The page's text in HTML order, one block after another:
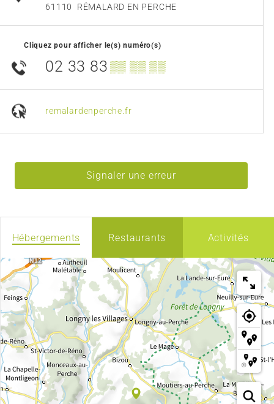
61110
RÉMALARD EN PERCHE
Cliquez pour afficher le(s) numéro(s)
02 33 83 ▒▒ ▒▒ ▒▒
remalardenperche.fr
Signaler une erreur
Hébergements Restaurants Activités